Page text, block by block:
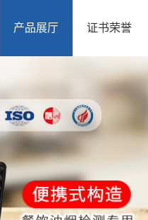
产品展厅 证书荣誉